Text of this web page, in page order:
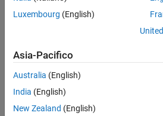
Display .NET Generic Methods Using
Luxembourg (English)
Asia-Pacifico
Australia (English)
India (English)
New Zealand (English)